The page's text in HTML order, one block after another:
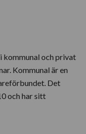
kommunal och privat
Kommunal är en
Det
och har sitt